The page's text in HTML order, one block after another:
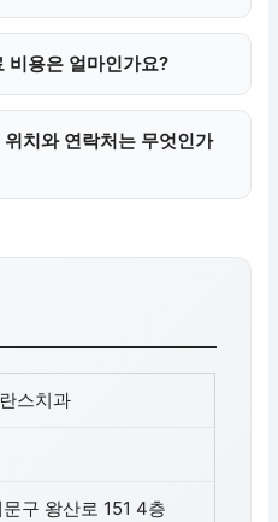
비용은 얼마인가요?
치와 연락처는 무엇인가
스치과
구 왕산로 151 4층